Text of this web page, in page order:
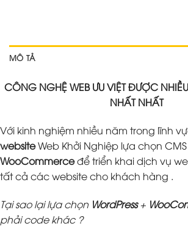
MÔ TẢ
CÔNG NGHỆ WEB ƯU VIỆT ĐƯỢC
NHẤT NHẤT
Với kinh nghiệm nhiều năm trong lĩnh
websiteWeb Khởi Nghiệp lựa chọn CMS
WooCommerceđể triển khai dịch vụ
tất cả các website cho khách hàng .
Tại sao lại lựa chọn WordPress+
phải code khác ?